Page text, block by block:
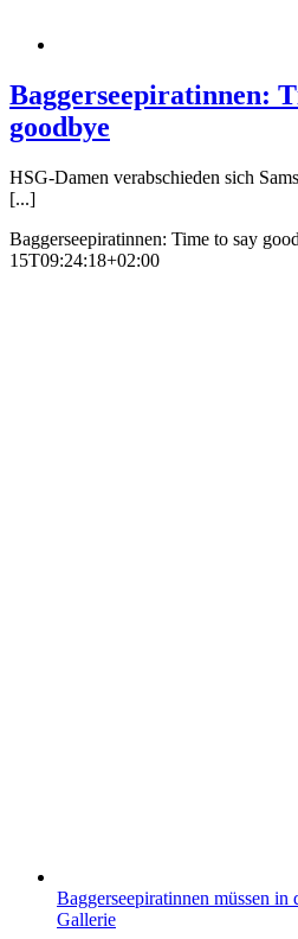
Baggerseepiratinnen:
goodbye
HSG-Damen verabschieden sich
[...]
Baggerseepiratinnen: Time to say
15T09:24:18+02:00
Baggerseepiratinnen müssen in
Gallerie